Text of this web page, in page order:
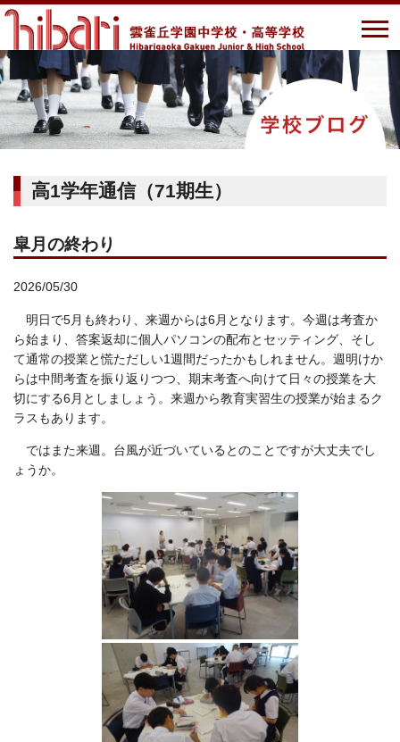
高1学年通信（71期生）
皐月の終わり
2026/05/30
明日で5月も終わり、来週からは6月となります。今週は考査か
ら始まり、答案返却に個人パソコンの配布とセッティング、そし
て通常の授業と慌ただしい1週間だったかもしれません。週明けか
らは中間考査を振り返りつつ、期末考査へ向けて日々の授業を大
切にする6月としましょう。来週から教育実習生の授業が始まるク
ラスもあります。
ではまた来週。台風が近づいているとのことですが大丈夫でし
ょうか。